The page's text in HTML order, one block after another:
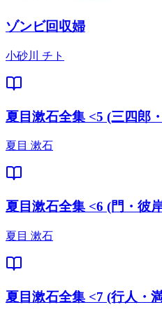
ゾンビ回収婦
小砂川 チト
夏目漱石全集 <5 (三四郎
夏目 漱石
夏目漱石全集 <6 (門・彼
夏目 漱石
夏目漱石全集 <7 (行人・